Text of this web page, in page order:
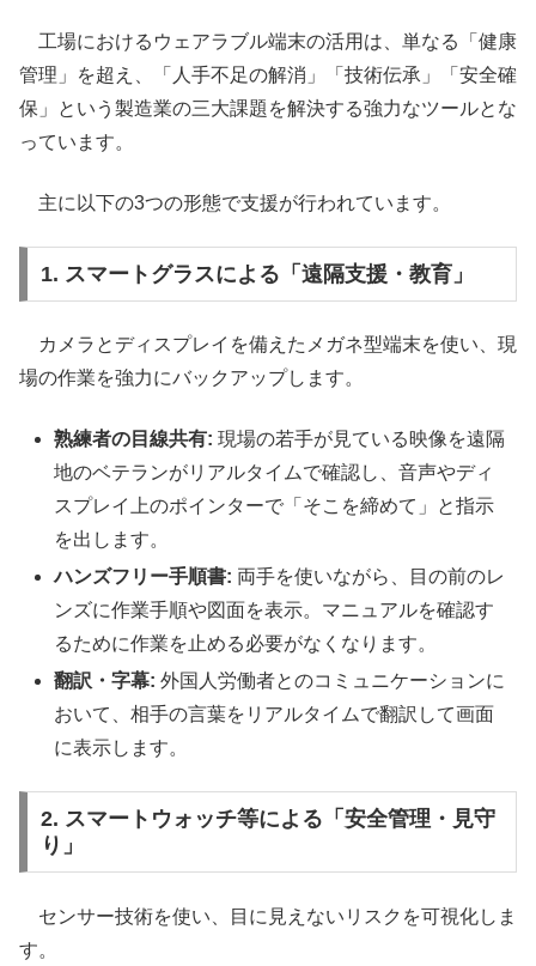
工場におけるウェアラブル端末の活用は、単なる「健康
管理」を超え、「人手不足の解消」「技術伝承」「安全確
保」という製造業の三大課題を解決する強力なツールとな
っています。
主に以下の3つの形態で支援が行われています。
1. スマートグラスによる「遠隔支援・教育」
カメラとディスプレイを備えたメガネ型端末を使い、現
場の作業を強力にバックアップします。
熟練者の目線共有: 現場の若手が見ている映像を遠隔
地のベテランがリアルタイムで確認し、音声やディ
スプレイ上のポインターで「そこを締めて」と指示
を出します。
ハンズフリー手順書: 両手を使いながら、目の前のレ
ンズに作業手順や図面を表示。マニュアルを確認す
るために作業を止める必要がなくなります。
翻訳・字幕: 外国人労働者とのコミュニケーションに
おいて、相手の言葉をリアルタイムで翻訳して画面
に表示します。
2. スマートウォッチ等による「安全管理・見守
り」
センサー技術を使い、目に見えないリスクを可視化しま
す。